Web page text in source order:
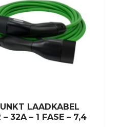
LAADKABEL
– 32A – 1 FASE – 7,4